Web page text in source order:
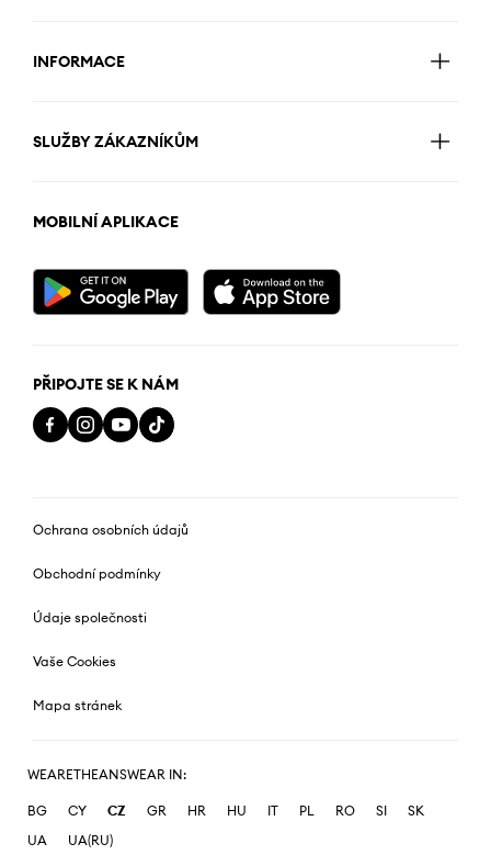
INFORMACE
SLUŽBY ZÁKAZNÍKŮM
MOBILNÍ APLIKACE
PŘIPOJTE SE K NÁM
Ochrana osobních údajů
Obchodní podmínky
Údaje společnosti
Vaše Cookies
Mapa stránek
WEARETHEANSWEAR IN:
BG CY CZ GR HR HU IT PL RO SI
SK
UA
UA(RU)